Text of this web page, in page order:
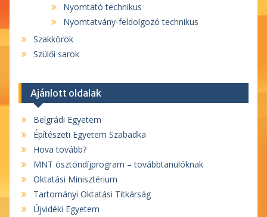
Nyomtató technikus
Nyomtatvány-feldolgozó technikus
Szakkörök
Szülői sarok
Ajánlott oldalak
Belgrádi Egyetem
Építészeti Egyetem Szabadka
Hova tovább?
MNT ösztöndíjprogram – továbbtanulóknak
Oktatási Minisztérium
Tartományi Oktatási Titkárság
Újvidéki Egyetem